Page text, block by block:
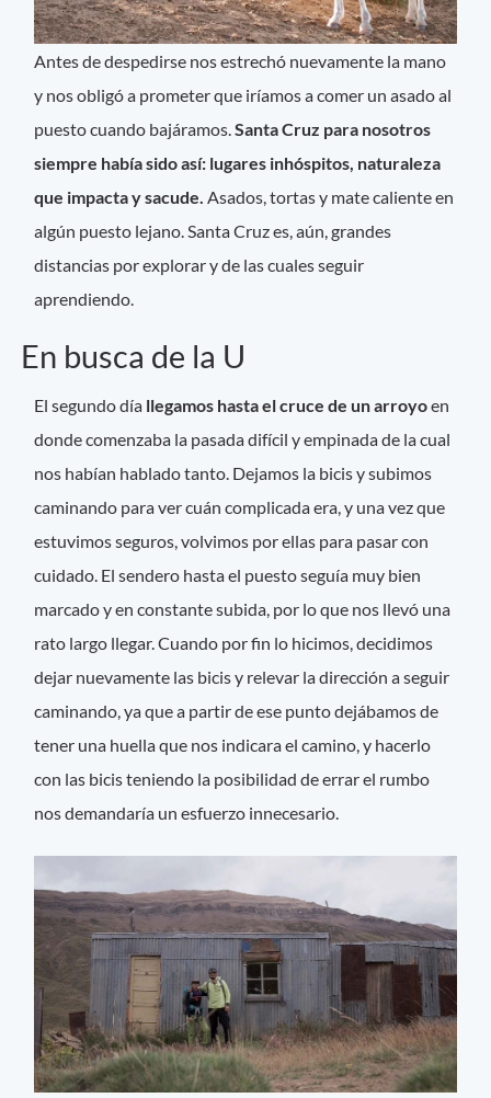
Antes de despedirse nos estrechó nuevamente la mano
y nos obligó a prometer que iríamos a comer un asado al
puesto cuando bajáramos.Santa Cruz para nosotros
siempre había sido así: lugares inhóspitos, naturaleza
que impacta y sacude. Asados, tortas y mate caliente en
algún puesto lejano. Santa Cruz es, aún, grandes
distancias por explorar y de las cuales seguir
aprendiendo.
En busca de la U
El segundo día llegamos hasta el cruce de un arroyoen
donde comenzaba la pasada difícil y empinada de la cual
nos habían hablado tanto. Dejamos la bicis y subimos
caminando para ver cuán complicada era, y una vez que
estuvimos seguros, volvimos por ellas para pasar con
cuidado. El sendero hasta el puesto seguía muy bien
marcado y en constante subida, por lo que nos llevó una
rato largo llegar. Cuando por fin lo hicimos, decidimos
dejar nuevamente las bicis y relevar la dirección a seguir
caminando, ya que a partir de ese punto dejábamos de
tener una huella que nos indicara el camino, y hacerlo
con las bicis teniendo la posibilidad de errar el rumbo
nos demandaría un esfuerzo innecesario.